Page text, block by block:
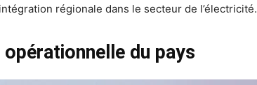
régionale dans le secteur de l’électricité.
du pays